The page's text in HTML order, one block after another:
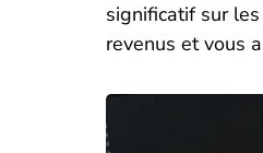
significatif sur
revenus et vous